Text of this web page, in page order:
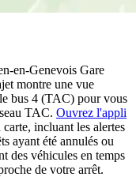
en-Genevois Gare
montre une vue
bus 4 (TAC) pour vous
TAC. Ouvrez l'appli
incluant les alertes
ayant été annulés ou
des véhicules en temps
de votre arrêt.